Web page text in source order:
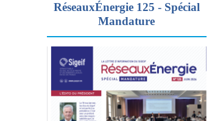
RéseauxÉnergie 125 - Spécial
Mandature